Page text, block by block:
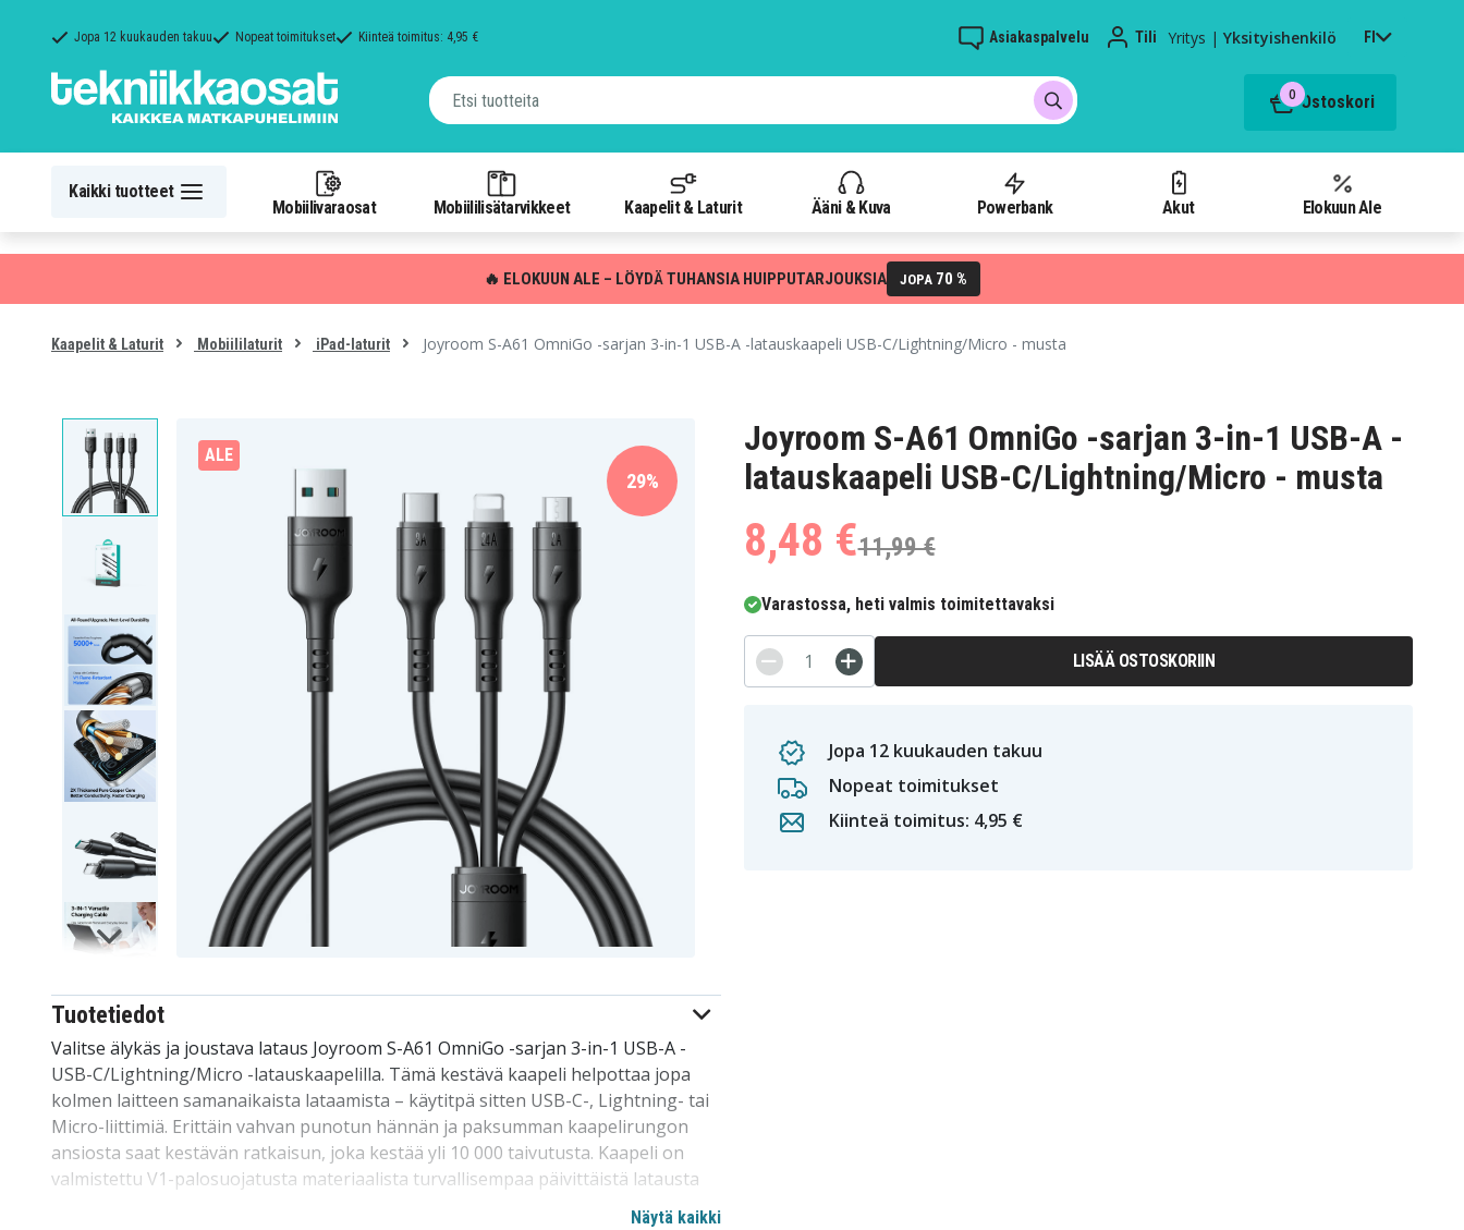
Jopa 12 kuukauden takuu Nopeat toimitukset Kiinteä toimitus: 4,95 € Asiakaspalvelu Tili Yritys | Yksityishenkilö FI
0 Ostoskori
Kaikki tuotteet
Mobiilivaraosat Mobiililisätarvikkeet Kaapelit & Laturit Ääni & Kuva Powerbank Akut Elokuun Ale
🔥 ELOKUUN ALE – LÖYDÄ TUHANSIA HUIPPUTARJOUKSIA JOPA 70 %
Kaapelit & Laturit Mobiililaturit iPad-laturit Joyroom S-A61 OmniGo -sarjan 3-in-1 USB-A -latauskaapeli USB-C/Lightning/Micro - musta
ALE
Joyroom S-A61 OmniGo -sarjan 3-in-1 USB-A -
latauskaapeli USB-C/Lightning/Micro - musta
29%
8,48 €11,99 €
Varastossa, heti valmis toimitettavaksi
LISÄÄ OSTOSKORIIN
Jopa 12 kuukauden takuu
Nopeat toimitukset
Kiinteä toimitus: 4,95 €
Tuotetiedot
Valitse älykäs ja joustava lataus Joyroom S-A61 OmniGo -sarjan 3-in-1 USB-A -
USB-C/Lightning/Micro -latauskaapelilla. Tämä kestävä kaapeli helpottaa jopa
kolmen laitteen samanaikaista lataamista – käytitpä sitten USB-C-, Lightning- tai
Micro-liittimiä. Erittäin vahvan punotun hännän ja paksumman kaapelirungon
ansiosta saat kestävän ratkaisun, joka kestää yli 10 000 taivutusta. Kaapeli on
valmistettu V1-palosuojatusta materiaalista turvallisempaa päivittäistä latausta
varten, ja se sopii matkapuhelimille ja useimmille käyttämillesi digitaalisille
Näytä kaikki